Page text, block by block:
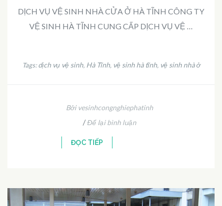
DỊCH VỤ VỆ SINH NHÀ CỬA Ở HÀ TĨNH CÔNG TY
VỆ SINH HÀ TĨNH CUNG CẤP DỊCH VỤ VỆ …
Tags:dịch vụ vệ sinh, Hà Tĩnh, vệ sinh hà tĩnh, vệ sinh nhà ở
Bởi vesinhcongnghiephatinh
/Để lại bình luận
ĐỌC TIẾP